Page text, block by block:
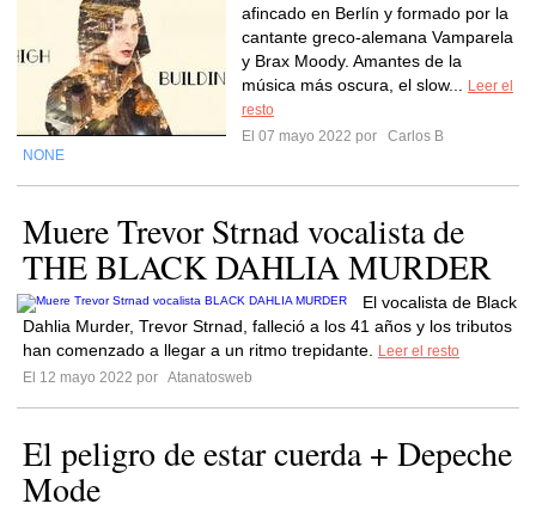
afincado en Berlín y formado por la
cantante greco-alemana Vamparela
y Brax Moody. Amantes de la
música más oscura, el slow...
Leer el
resto
El 07 mayo 2022 por
Carlos B
NONE
Muere Trevor Strnad vocalista de
THE BLACK DAHLIA MURDER
El vocalista de Black
Dahlia Murder, Trevor Strnad, falleció a los 41 años y los tributos
han comenzado a llegar a un ritmo trepidante.
Leer el resto
El 12 mayo 2022 por Atanatosweb
El peligro de estar cuerda + Depeche
Mode